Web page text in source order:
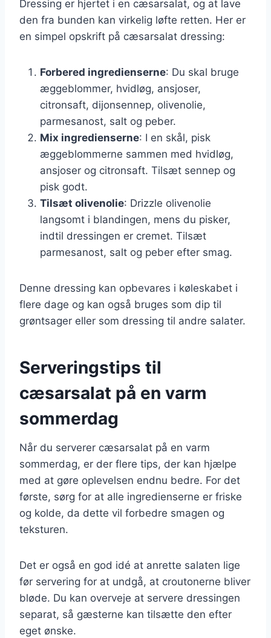
Dressing er hjertet i en cæsarsalat, og at lave
den fra bunden kan virkelig løfte retten. Her er
en simpel opskrift på cæsarsalat dressing:
Forbered ingredienserne: Du skal bruge
æggeblommer, hvidløg, ansjoser,
citronsaft, dijonsennep, olivenolie,
parmesanost, salt og peber.
Mix ingredienserne: I en skål, pisk
æggeblommerne sammen med hvidløg,
ansjoser og citronsaft. Tilsæt sennep og
pisk godt.
Tilsæt olivenolie: Drizzle olivenolie
langsomt i blandingen, mens du pisker,
indtil dressingen er cremet. Tilsæt
parmesanost, salt og peber efter smag.
Denne dressing kan opbevares i køleskabet i
flere dage og kan også bruges som dip til
grøntsager eller som dressing til andre salater.
Serveringstips til
cæsarsalat på en varm
sommerdag
Når du serverer cæsarsalat på en varm
sommerdag, er der flere tips, der kan hjælpe
med at gøre oplevelsen endnu bedre. For det
første, sørg for at alle ingredienserne er friske
og kolde, da dette vil forbedre smagen og
teksturen.
Det er også en god idé at anrette salaten lige
før servering for at undgå, at croutonerne bliver
bløde. Du kan overveje at servere dressingen
separat, så gæsterne kan tilsætte den efter
eget ønske.